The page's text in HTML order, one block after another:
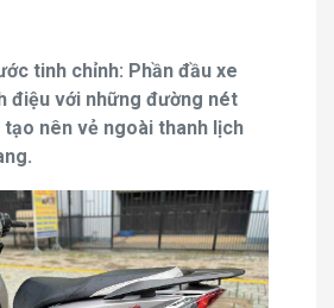
tinh chỉnh: Phần đầu xe
điệu với những đường nét
tạo nên vẻ ngoài thanh lịch